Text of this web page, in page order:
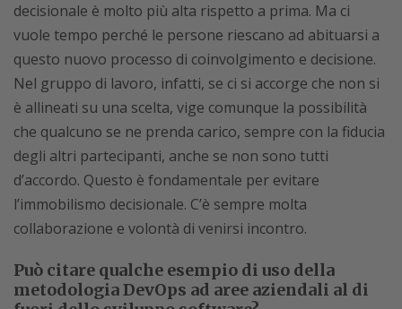
decisionale è molto più alta rispetto a prima. Ma ci
vuole tempo perché le persone riescano ad abituarsi a
questo nuovo processo di coinvolgimento e decisione.
Nel gruppo di lavoro, infatti, se ci si accorge che non si
è allineati su una scelta, vige comunque la possibilità
che qualcuno se ne prenda carico, sempre con la fiducia
degli altri partecipanti, anche se non sono tutti
d’accordo. Questo è fondamentale per evitare
l’immobilismo decisionale. C’è sempre molta
collaborazione e volontà di venirsi incontro.
Può citare qualche esempio di uso della
metodologia DevOps ad aree aziendali al di